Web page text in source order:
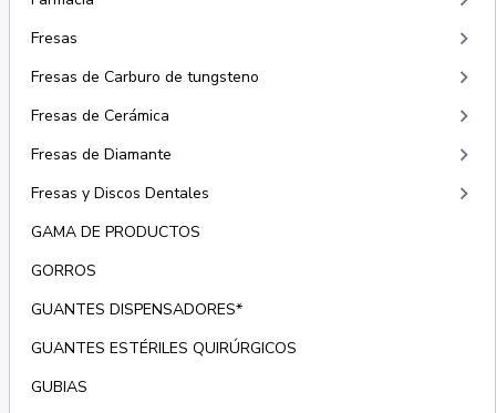
Fresas keyboard_arrow_right
Fresas de Carburo de tungsteno keyboard_arrow_right
Fresas de Cerámica keyboard_arrow_right
Fresas de Diamante keyboard_arrow_right
Fresas y Discos Dentales keyboard_arrow_right
GAMA DE PRODUCTOS
GORROS
GUANTES DISPENSADORES*
GUANTES ESTÉRILES QUIRÚRGICOS
GUBIAS